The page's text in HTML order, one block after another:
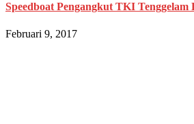
Speedboat Pengangkut TKI
Februari 9, 2017